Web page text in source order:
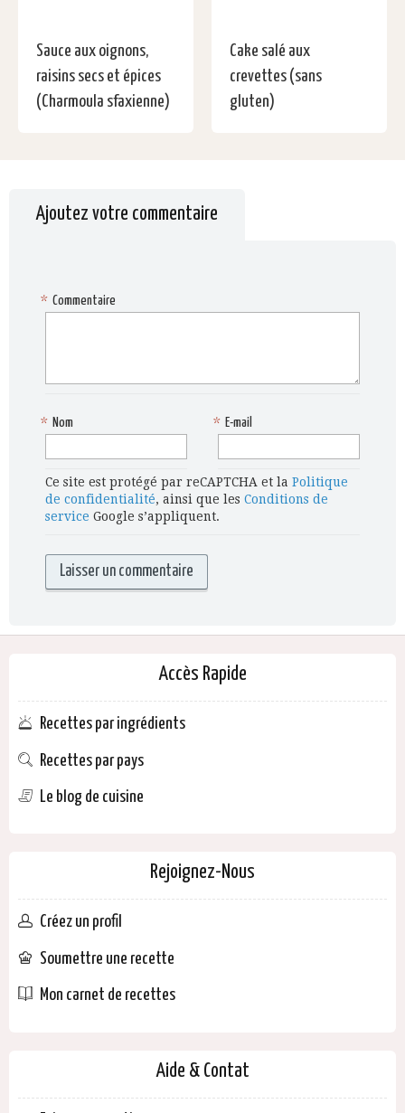
Sauce aux oignons,
raisins secs et épices
(Charmoula sfaxienne)
Cake salé aux
crevettes (sans
gluten)
Ajoutez votre commentaire
Commentaire
*
Nom
* E-mail
*
Ce site est protégé par reCAPTCHA et la Politique
de confidentialité, ainsi que les Conditions de
service Google s’appliquent.
Accès Rapide
Recettes par ingrédients
Recettes par pays
Le blog de cuisine
Rejoignez-Nous
Créez un profil
Soumettre une recette
Mon carnet de recettes
Aide & Contat